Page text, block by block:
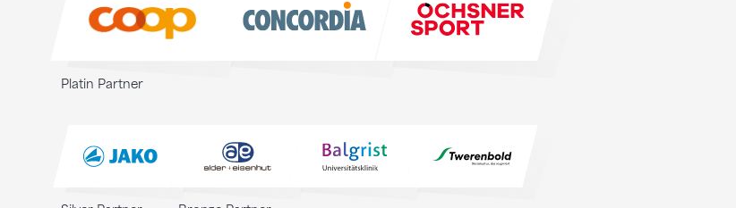
Platin Partner